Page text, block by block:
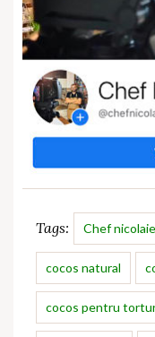
Tags: Chef
cocos natural
cocos pentru